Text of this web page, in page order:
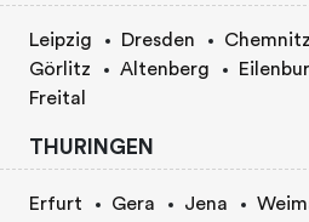
Leipzig Dresden Chemnitz
Görlitz
Altenberg
Freital
THURINGEN
Erfurt Gera Jena